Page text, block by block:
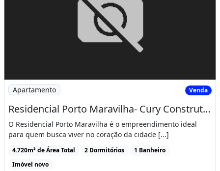
imperdíveis.&lt;br&gt;&lt;br&gt;
&lt;br&gt;&lt;br&gt;
Características do apartamento:
Churrasqueira
Elevador
Espaço Gourmet
Lavanderia
Playground
Salão De Festas
Imagem: Residencial Porto Maravilha- Cury Construtora
Apartamento Venda
Residencial Porto Maravilha- Cury Construtora
O Residencial Porto Maravilha é o empreendimento ideal
para quem busca viver no coração da cidade [...]
4.720m² de Área Total 2 Dormitórios
1 Banheiro
Imóvel novo